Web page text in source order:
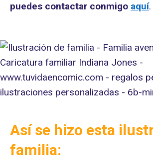
puedes contactar conmigo aquí.
Así se hizo esta
familia: